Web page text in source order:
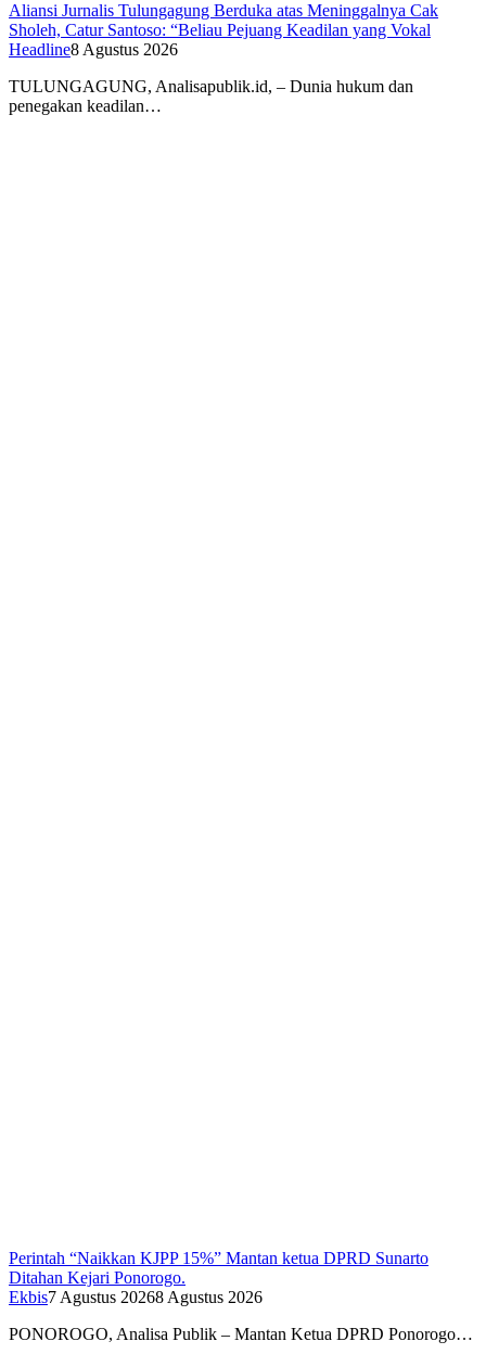
Aliansi Jurnalis Tulungagung Berduka atas Meninggalnya Cak
Sholeh, Catur Santoso: “Beliau Pejuang Keadilan yang Vokal
Headline8 Agustus 2026
​TULUNGAGUNG, Analisapublik.id, – Dunia hukum dan
penegakan keadilan…
Perintah “Naikkan KJPP 15%” Mantan ketua DPRD Sunarto
Ditahan Kejari Ponorogo.
Ekbis7 Agustus 20268 Agustus 2026
PONOROGO, Analisa Publik – Mantan Ketua DPRD Ponorogo…